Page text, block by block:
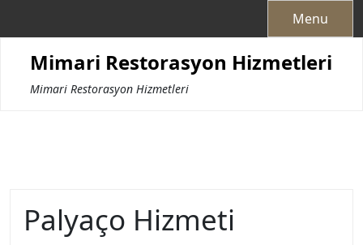
Menu
Mimari Restorasyon Hizmetleri
Mimari Restorasyon Hizmetleri
Palyaço Hizmeti